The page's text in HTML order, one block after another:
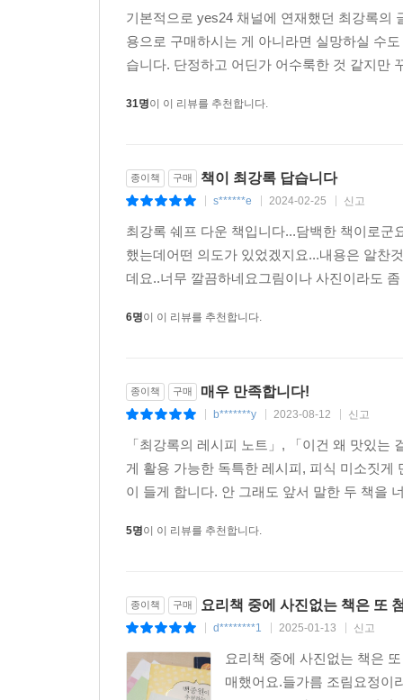
기본적으로 yes24 채널에 연재했던 최강록의
용으로 구매하시는 게 아니라면 실망하실 수
습니다. 단정하고 어딘가 어수룩한 것 같지만
31명이 이 리뷰를 추천합니다.
종이책 구매 책이 최강록 답습니다
s******e 2024-02-25 신고
최강록 쉐프 다운 책입니다...담백한 책이로
했는데어떤 의도가 있었겠지요...내용은 알찬
데요..너무 깔끔하네요그림이나 사진이라도
6명이 이 리뷰를 추천합니다.
종이책 구매 매우 만족합니다!
b*******y 2023-08-12 신고
「최강록의 레시피 노트」, 「이건 왜 맛있
게 활용 가능한 독특한 레시피, 피식 미소짓
이 들게 합니다. 안 그래도 앞서 말한 두 책을
5명이 이 리뷰를 추천합니다.
종이책 구매 요리책 중에 사진없는 책은 또
d********1 2025-01-13 신고
요리책 중에 사진없는 책은
매했어요.들가름 조림요정이